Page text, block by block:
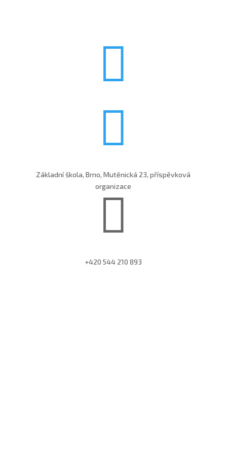


Základní škola, Brno, Mutěnická 23, příspěvková
organizace

+420 544 210 893